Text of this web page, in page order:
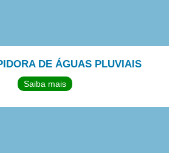
DE ÁGUAS PLUVIAIS
Saiba mais